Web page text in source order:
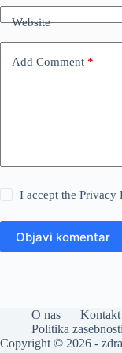
Website
Add Comment *
I accept thePrivacy
Objavi komentar
O nas Kontakt
Politika zasebnosti
Copyright © 2026 -